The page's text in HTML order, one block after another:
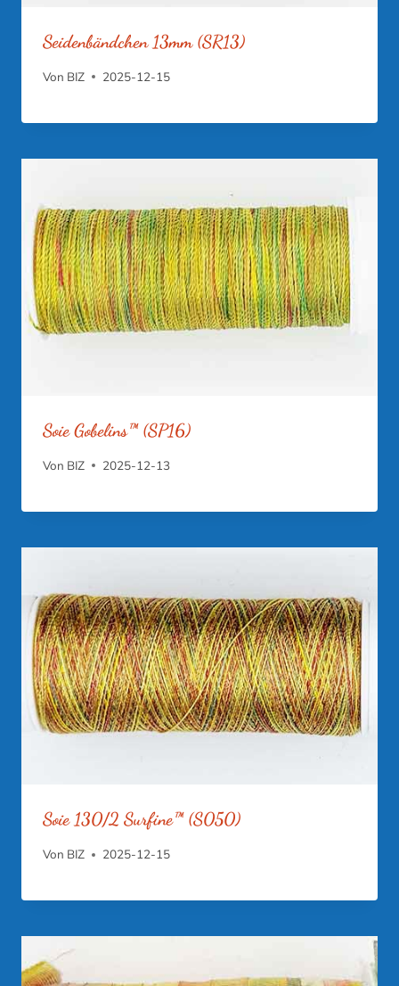
Seidenbändchen 13mm (SR13)
Von BIZ 2025-12-15
Soie Gobelins™ (SP16)
Von BIZ 2025-12-13
Soie 130/2 Surfine™ (S050)
Von BIZ 2025-12-15